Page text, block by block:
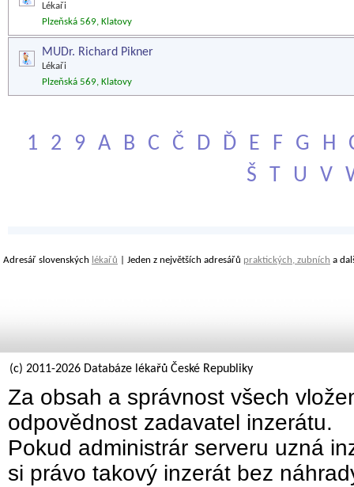
Lékaři
Plzeňská 569, Klatovy
MUDr. Richard Pikner
Lékaři
Plzeňská 569, Klatovy
1 2 9 A B C Č D Ď E F G H
Š
T U V
Adresář slovenských lékařů | Jeden z největších adresářů praktických, zubních a
(c) 2011-2026 Databáze lékařů České Republiky
Za obsah a správnost všech
odpovědnost zadavatel inzerátu.
Pokud administrár serveru uzná
si právo takový inzerát bez